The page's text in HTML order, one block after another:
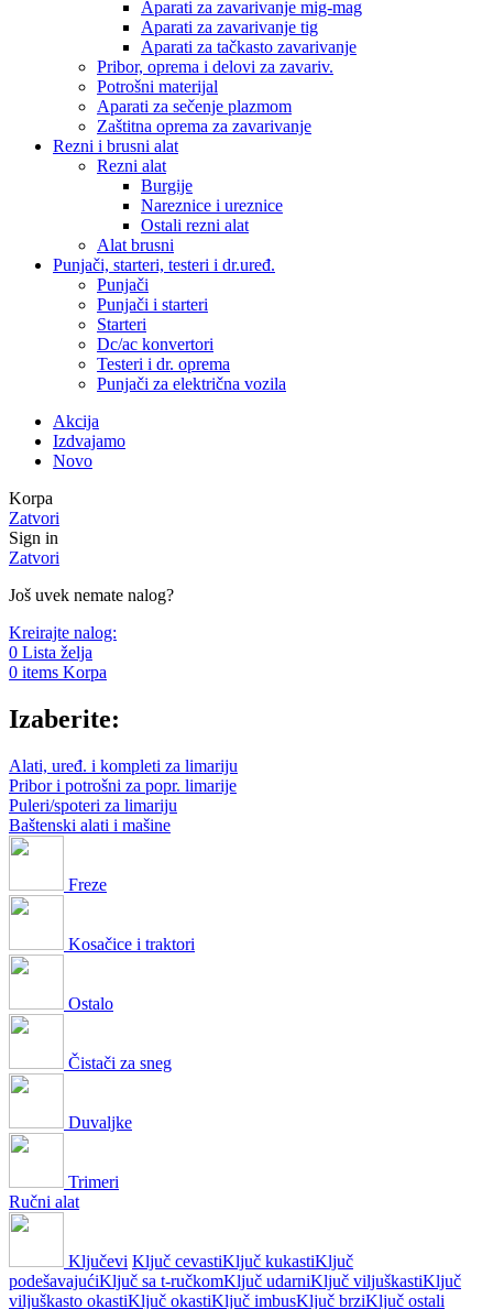
Aparati za zavarivanje mig-mag
Aparati za zavarivanje tig
Aparati za tačkasto zavarivanje
Pribor, oprema i delovi za zavariv.
Potrošni materijal
Aparati za sečenje plazmom
Zaštitna oprema za zavarivanje
Rezni i brusni alat
Rezni alat
Burgije
Nareznice i ureznice
Ostali rezni alat
Alat brusni
Punjači, starteri, testeri i dr.uređ.
Punjači
Punjači i starteri
Starteri
Dc/ac konvertori
Testeri i dr. oprema
Punjači za električna vozila
Akcija
Izdvajamo
Novo
Korpa
Zatvori
Sign in
Zatvori
Još uvek nemate nalog?
Kreirajte nalog:
0 Lista želja
0 items Korpa
Izaberite:
Alati, uređ. i kompleti za limariju
Pribor i potrošni za popr. limarije
Puleri/spoteri za limariju
Baštenski alati i mašine
Freze
Kosačice i traktori
Ostalo
Čistači za sneg
Duvaljke
Trimeri
Ručni alat
Ključevi Ključ cevastiKljuč kukastiKljuč
podešavajućiKljuč sa t-ručkomKljuč udarniKljuč viljuškastiKljuč
viljuškasto okastiKljuč okastiKljuč imbusKljuč brziKljuč ostali